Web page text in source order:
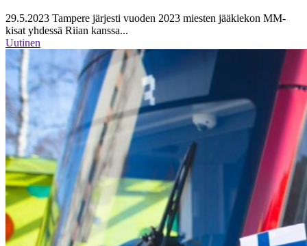
29.5.2023 Tampere järjesti vuoden 2023 miesten jääkiekon MM-
kisat yhdessä Riian kanssa...
Uutinen